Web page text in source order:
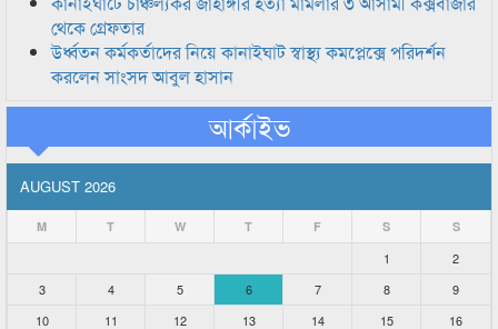
থেকে গ্রেফতার
উর্ধ্বতন কর্মকর্তাদের নিয়ে কানাইঘাট স্বাস্থ্য কমপ্লেক্সে পরিদর্শন
করলেন সাংসদ আবুল হাসান
আর্কাইভ
AUGUST 2026
M T W T F S S
1
2
3
4 5 6 7 8
9
10
11 12 13 14 15 16